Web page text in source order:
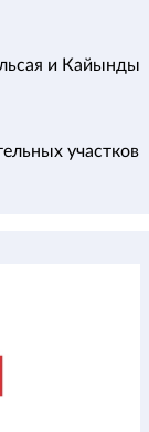
и Кайынды
участков